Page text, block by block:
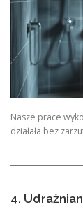
Nasze prace
działała bez
4.